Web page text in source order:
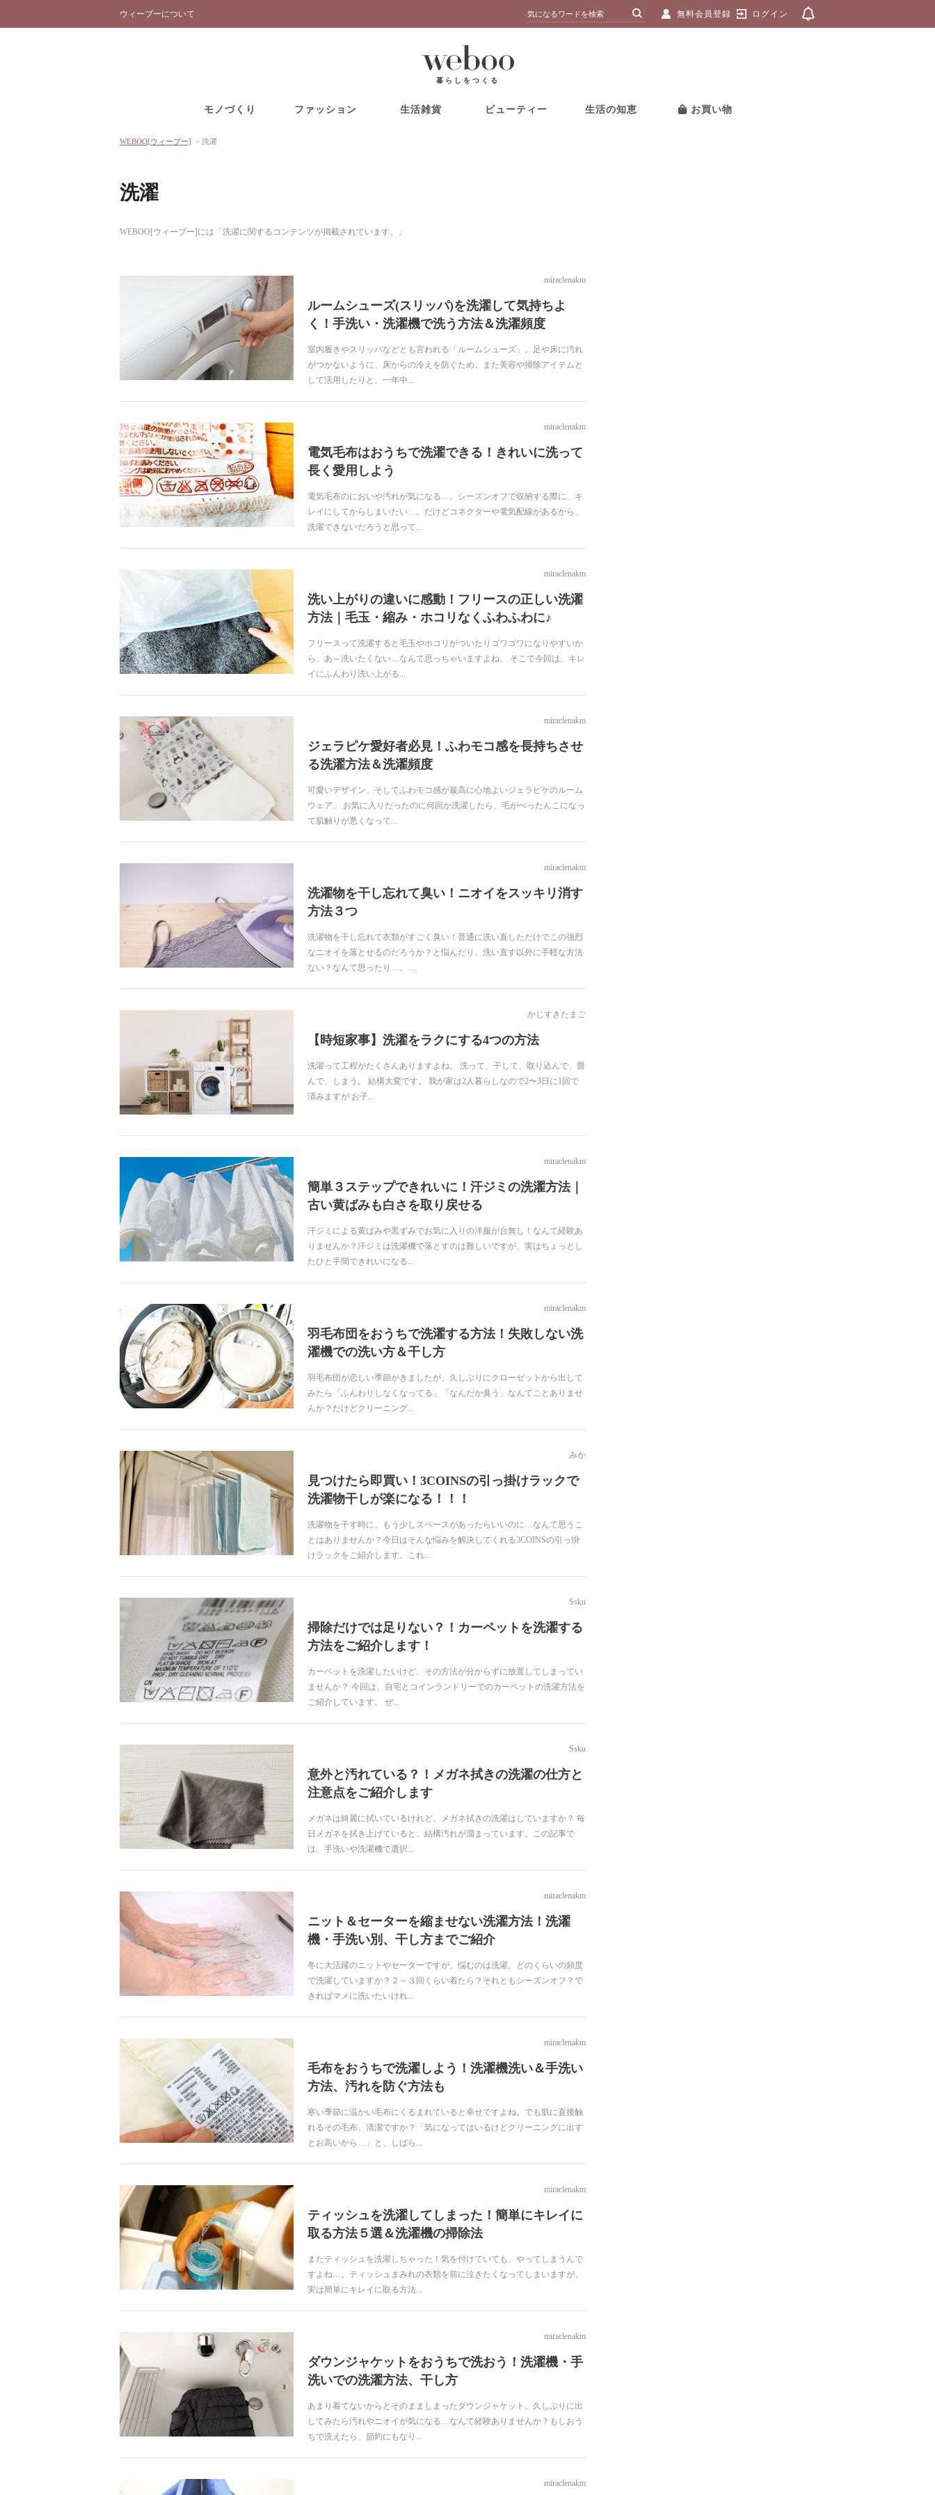
ウィーブーについて 無料会員登録 ログイン
暮らしをつくる
モノづくり ファッション 生活雑貨 ビューティー 生活の知恵 お買い物
WEBOO[ウィーブー] > 洗濯
洗濯
WEBOO[ウィーブー]には「洗濯に関するコンテンツが掲載されています。」
miraclenakm
ルームシューズ(スリッパ)を洗濯して気持ちよ
く！手洗い・洗濯機で洗う方法＆洗濯頻度
室内履きやスリッパなどとも言われる「ルームシューズ」。足や床に汚れ
がつかないように、床からの冷えを防ぐため。また美容や掃除アイテムと
して活用したりと、一年中...
miraclenakm
電気毛布はおうちで洗濯できる！きれいに洗って
長く愛用しよう
電気毛布のにおいや汚れが気になる…。シーズンオフで収納する際に、キ
レイにしてからしまいたい…。だけどコネクターや電気配線があるから、
洗濯できないだろうと思って...
miraclenakm
洗い上がりの違いに感動！フリースの正しい洗濯
方法｜毛玉・縮み・ホコリなくふわふわに♪
フリースって洗濯すると毛玉やホコリがついたりゴワゴワになりやすいか
ら、あ～洗いたくない…なんて思っちゃいますよね。 そこで今回は、キレ
イにふんわり洗い上がる...
miraclenakm
ジェラピケ愛好者必見！ふわモコ感を長持ちさせ
る洗濯方法＆洗濯頻度
可愛いデザイン、そしてふわモコ感が最高に心地よいジェラピケのルーム
ウェア。 お気に入りだったのに何回か洗濯したら、毛がぺったんこになっ
て肌触りが悪くなって...
miraclenakm
洗濯物を干し忘れて臭い！ニオイをスッキリ消す
方法３つ
洗濯物を干し忘れて衣類がすごく臭い！普通に洗い直しただけでこの強烈
なニオイを落とせるのだろうか？と悩んだり、洗い直す以外に手軽な方法
ない？なんて思ったり…。 ...
かじすきたまご
【時短家事】洗濯をラクにする4つの方法
洗濯って工程がたくさんありますよね。 洗って、干して、取り込んで、畳
んで、しまう。 結構大変です。 我が家は2人暮らしなので2〜3日に1回で
済みますが お子...
miraclenakm
簡単３ステップできれいに！汗ジミの洗濯方法｜
古い黄ばみも白さを取り戻せる
汗ジミによる黄ばみや黒ずみでお気に入りの洋服が台無し！なんて経験あ
りませんか？汗ジミは洗濯機で落とすのは難しいですが、実はちょっとし
たひと手間できれいになる...
miraclenakm
羽毛布団をおうちで洗濯する方法！失敗しない洗
濯機での洗い方＆干し方
羽毛布団が恋しい季節がきましたが、久しぶりにクローゼットから出して
みたら「ふんわりしなくなってる」「なんだか臭う」なんてことありませ
んか？だけどクリーニング...
みか
見つけたら即買い！3COINSの引っ掛けラックで
洗濯物干しが楽になる！！！
洗濯物を干す時に、もう少しスペースがあったらいいのに…なんて思うこ
とはありませんか？今日はそんな悩みを解決してくれる3COINSの引っ掛
けラックをご紹介します。これ...
Ssku
掃除だけでは足りない？！カーペットを洗濯する
方法をご紹介します！
カーペットを洗濯したいけど、その方法が分からずに放置してしまってい
ませんか？ 今回は、自宅とコインランドリーでのカーペットの洗濯方法を
ご紹介しています。 ぜ...
Ssku
意外と汚れている？！メガネ拭きの洗濯の仕方と
注意点をご紹介します
メガネは綺麗に拭いているけれど、メガネ拭きの洗濯はしていますか？ 毎
日メガネを拭き上げていると、結構汚れが溜まっています。この記事で
は、手洗いや洗濯機で選択...
miraclenakm
ニット＆セーターを縮ませない洗濯方法！洗濯
機・手洗い別、干し方までご紹介
冬に大活躍のニットやセーターですが、悩むのは洗濯。どのくらいの頻度
で洗濯していますか？２～３回くらい着たら？それともシーズンオフ？で
きればマメに洗いたいけれ...
miraclenakm
毛布をおうちで洗濯しよう！洗濯機洗い＆手洗い
方法、汚れを防ぐ方法も
寒い季節に温かい毛布にくるまれていると幸せですよね。でも肌に直接触
れるその毛布、清潔ですか？「気になってはいるけどクリーニングに出す
とお高いから…」と、しばら...
miraclenakm
ティッシュを洗濯してしまった！簡単にキレイに
取る方法５選＆洗濯機の掃除法
またティッシュを洗濯しちゃった！気を付けていても、やってしまうんで
すよね…。ティッシュまみれの衣類を前に泣きたくなってしまいますが、
実は簡単にキレイに取る方法...
miraclenakm
ダウンジャケットをおうちで洗おう！洗濯機・手
洗いでの洗濯方法、干し方
あまり着てないからとそのまましまったダウンジャケット。久しぶりに出
してみたら汚れやニオイが気になる…なんて経験ありませんか？もしおう
ちで洗えたら、節約にもなり...
miraclenakm